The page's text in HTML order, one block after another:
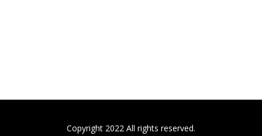
Copyright 2022 All rights reserved.